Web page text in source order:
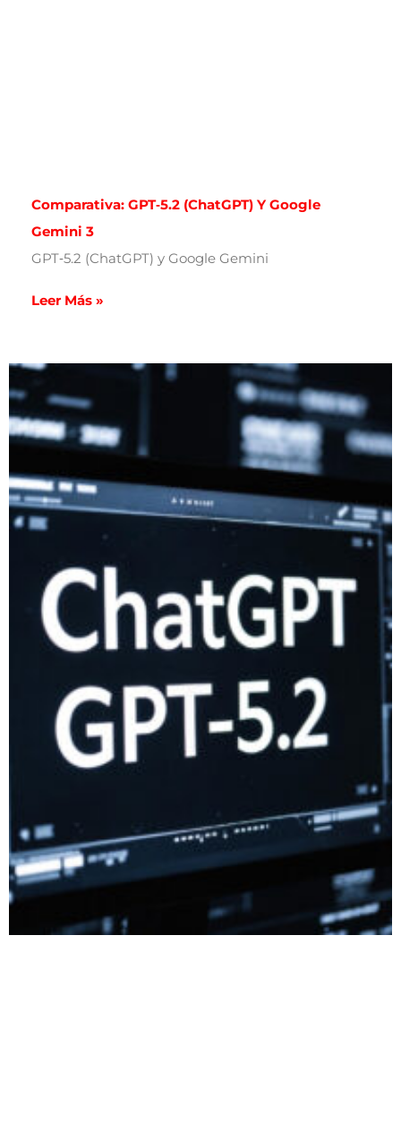
Comparativa: GPT‑5.2 (ChatGPT) Y Google
Gemini 3
GPT‑5.2 (ChatGPT) y Google Gemini
Leer Más »